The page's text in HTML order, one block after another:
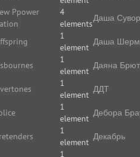
Ppower
4
elements
1
element
1
element
1
element
1
element
1
element
1
Даша
Даша
Даяна Брют
ДДТ
Дебора
Декабрь